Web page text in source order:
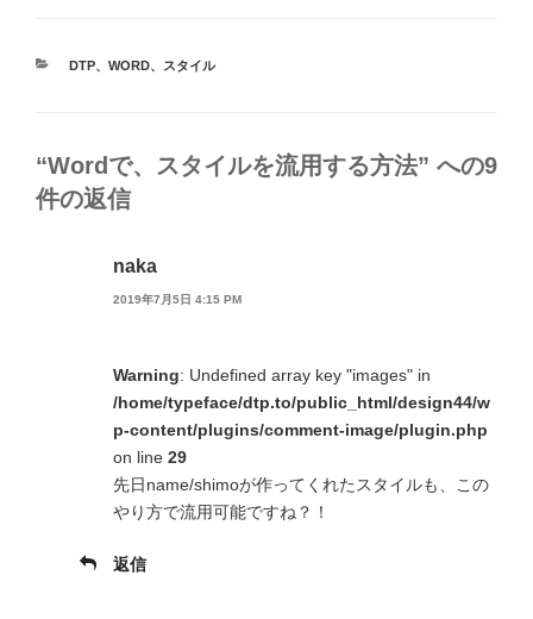
カ
DTP、 WORD、 スタイル
“Wordで、スタイルを流用する方法” への9
件の返信
naka
2019年7月5日 4:15 PM
Warning: Undefined array key "images" in
/home/typeface/dtp.to/public_html/design44/w
p-content/plugins/comment-image/plugin.php
on line 29
先日name/shimoが作ってくれたスタイルも、この
やり方で流用可能ですね？！
返信